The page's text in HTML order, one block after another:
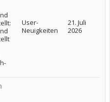
User-
Neuigkeiten
21. Juli
2026